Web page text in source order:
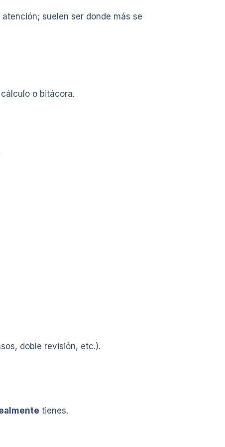
suelen ser donde más se
o bitácora.
doble revisión, etc.).
tienes.